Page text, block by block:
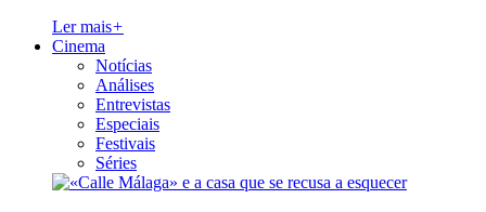
Ler mais+
Cinema
Notícias
Análises
Entrevistas
Especiais
Festivais
Séries